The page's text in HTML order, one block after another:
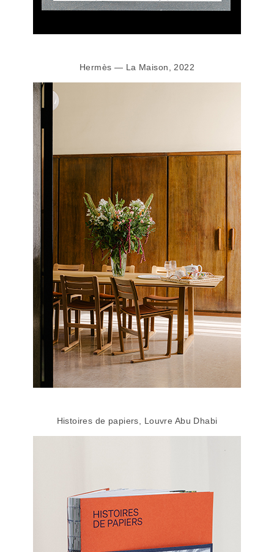
Hermès — La Maison, 2022
Histoires de papiers, Louvre Abu Dhabi